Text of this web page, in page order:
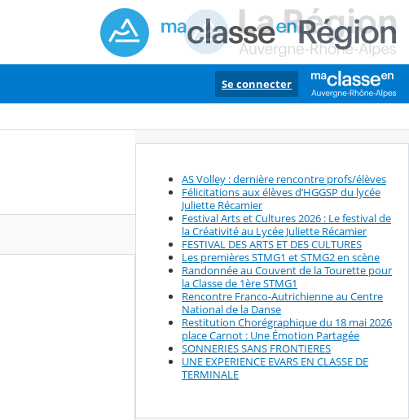
Se connecter
AS Volley : dernière rencontre profs/élèves
Félicitations aux élèves d’HGGSP du lycée
Juliette Récamier
Festival Arts et Cultures 2026 : Le festival de
la Créativité au Lycée Juliette Récamier
FESTIVAL DES ARTS ET DES CULTURES
Les premières STMG1 et STMG2 en scène
Randonnée au Couvent de la Tourette pour
la Classe de 1ère STMG1
Rencontre Franco-Autrichienne au Centre
National de la Danse
Restitution Chorégraphique du 18 mai 2026
place Carnot : Une Émotion Partagée
SONNERIES SANS FRONTIERES
UNE EXPERIENCE EVARS EN CLASSE DE
TERMINALE